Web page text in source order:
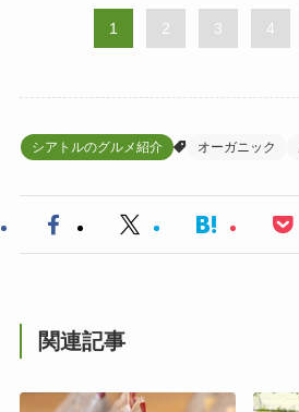
1 2 3 4
シアトルのグルメ紹介 オーガニック
関連記事